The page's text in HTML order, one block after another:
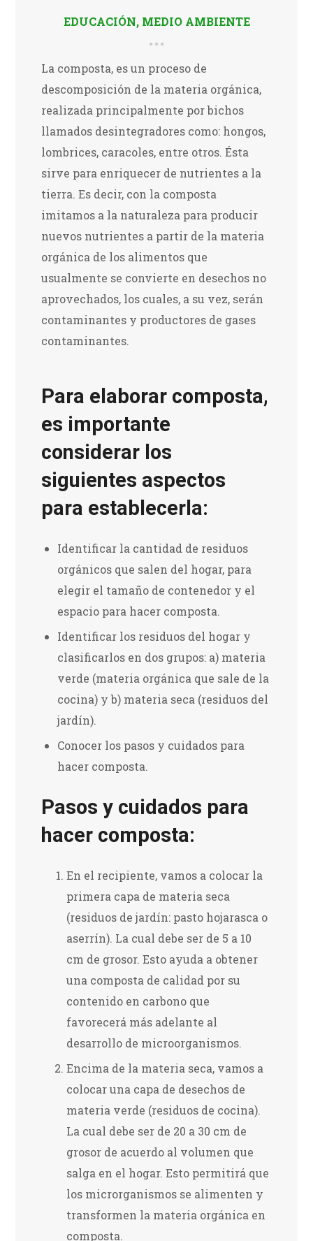
EDUCACIÓN, MEDIO AMBIENTE
La composta, es un proceso de
descomposición de la materia orgánica,
realizada principalmente por bichos
llamados desintegradores como: hongos,
lombrices, caracoles, entre otros. Ésta
sirve para enriquecer de nutrientes a la
tierra. Es decir, con la composta
imitamos a la naturaleza para producir
nuevos nutrientes a partir de la materia
orgánica de los alimentos que
usualmente se convierte en desechos no
aprovechados, los cuales, a su vez, serán
contaminantes y productores de gases
contaminantes.
Para elaborar composta,
es importante
considerar los
siguientes aspectos
para establecerla:
Identificar la cantidad de residuos
orgánicos que salen del hogar, para
elegir el tamaño de contenedor y el
espacio para hacer composta.
Identificar los residuos del hogar y
clasificarlos en dos grupos: a) materia
verde (materia orgánica que sale de la
cocina) y b) materia seca (residuos del
jardín).
Conocer los pasos y cuidados para
hacer composta.
Pasos y cuidados para
hacer composta:
En el recipiente, vamos a colocar la
primera capa de materia seca
(residuos de jardín: pasto hojarasca o
aserrín). La cual debe ser de 5 a 10
cm de grosor. Esto ayuda a obtener
una composta de calidad por su
contenido en carbono que
favorecerá más adelante al
desarrollo de microorganismos.
Encima de la materia seca, vamos a
colocar una capa de desechos de
materia verde (residuos de cocina).
La cual debe ser de 20 a 30 cm de
grosor de acuerdo al volumen que
salga en el hogar. Esto permitirá que
los microrganismos se alimenten y
transformen la materia orgánica en
composta.